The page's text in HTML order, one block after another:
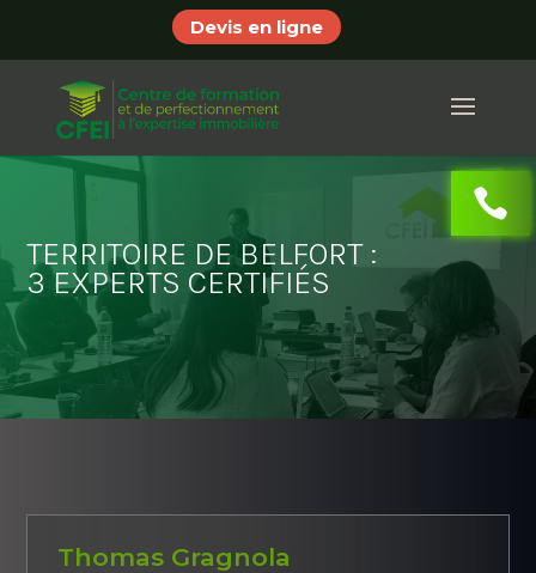
Devis en ligne
TERRITOIRE DE BELFORT :
3 EXPERTS CERTIFIÉS
Thomas Gragnola